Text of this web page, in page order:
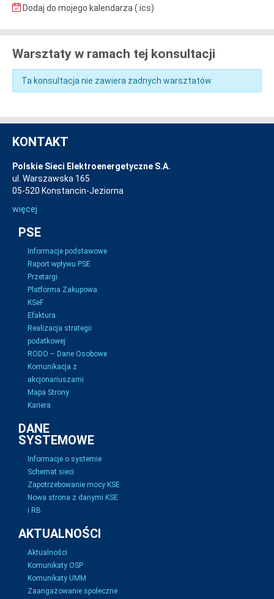
Dodaj do mojego kalendarza (.ics)
Warsztaty w ramach tej konsultacji
Ta konsultacja nie zawiera żadnych warsztatów
KONTAKT
Polskie Sieci Elektroenergetyczne S.A.
ul. Warszawska 165
05-520 Konstancin-Jeziorna
więcej
PSE
Informacje podstawowe
Raport wpływu PSE
Przetargi
Platforma Zakupowa
KSeF
Efaktura
Realizacja strategii
podatkowej
RODO – Dane Osobowe
Komunikacja z
akcjonariuszami
Mapa Strony
Kariera
DANE
SYSTEMOWE
Informacje o systemie
Schemat sieci
Zapotrzebowanie mocy KSE
Nowa strona z danymi KSE
i RB
AKTUALNOŚCI
Aktualności
Komunikaty OSP
Komunikaty UMM
Zaangażowanie społeczne